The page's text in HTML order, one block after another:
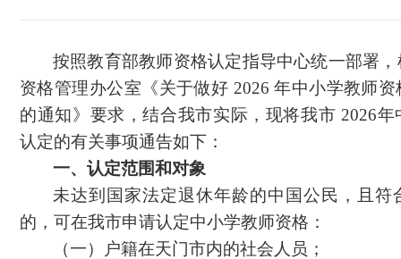
按照教育部教师资格认定指导中心统一部署
资格管理办公室《关于做好 2026 年中小学教师
的通知》要求，结合我市实际，现将我市 2026
认定的有关事项通告如下：
一、认定范围和对象
未达到国家法定退休年龄的中国公民，且符
的，可在我市申请认定中小学教师资格：
（一）户籍在天门市内的社会人员；